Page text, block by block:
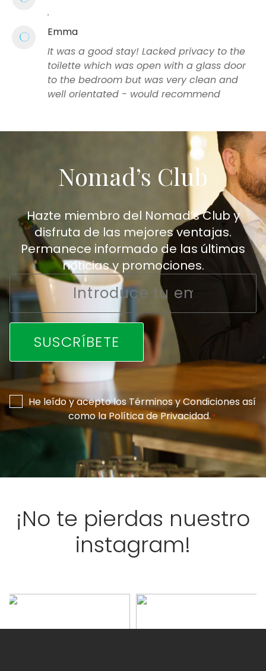
.
Emma
It was a good stay! Lacked privacy to the
toilette which was open with a glass door
to the bedroom but was very clean and
well orientated - would recommend
Nomad’s Club
Hazte miembro del Nomad’s Club y
disfruta de las mejores ventajas.
Permanece informado de las últimas
noticias y promociones.
Consentimiento
*
He leído y acepto losTérminos y Condicionesasí
como laPolítica de Privacidad.*
Email
*
¡No te pierdas nuestro
instagram!